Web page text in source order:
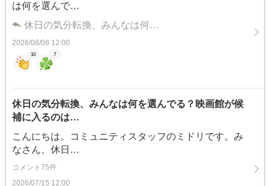
は何を選んで…
休日の気分転換、みんなは何…
2026/08/06 12:00
10 7
休日の気分転換、みんなは何を選んでる？映画館が候
補に入るのは…
こんにちは。コミュニティスタッフのミドリです。み
なさん、休日…
コメント75件
2026/07/15 12:00